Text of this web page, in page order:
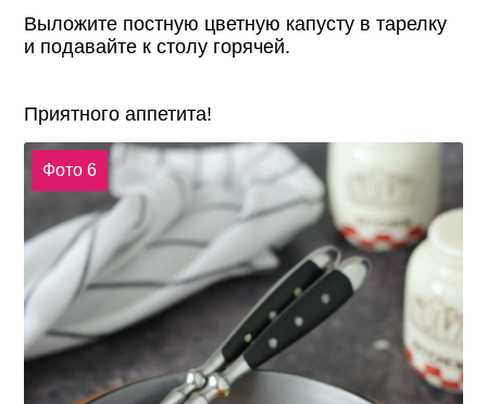
Выложите постную цветную капусту в тарелку
и подавайте к столу горячей.
Приятного аппетита!
Фото 6